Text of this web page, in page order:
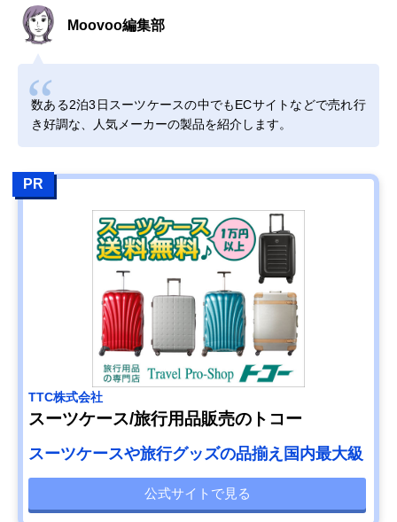
Moovoo編集部
数ある2泊3日スーツケースの中でもECサイトなどで売れ行
き好調な、人気メーカーの製品を紹介します。
PR
TTC株式会社
スーツケース/旅行用品販売のトコー
スーツケースや旅行グッズの品揃え国内最大級
公式サイトで見る